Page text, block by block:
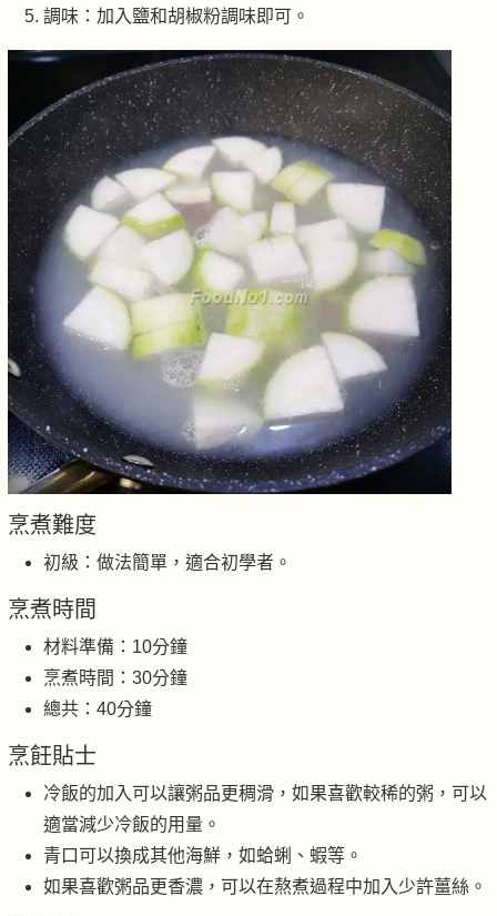
調味：加入鹽和胡椒粉調味即可。
烹煮難度
初級：做法簡單，適合初學者。
烹煮時間
材料準備：10分鐘
烹煮時間：30分鐘
總共：40分鐘
烹飪貼士
冷飯的加入可以讓粥品更稠滑，如果喜歡較稀的粥，可以
適當減少冷飯的用量。
青口可以換成其他海鮮，如蛤蜊、蝦等。
如果喜歡粥品更香濃，可以在熬煮過程中加入少許薑絲。